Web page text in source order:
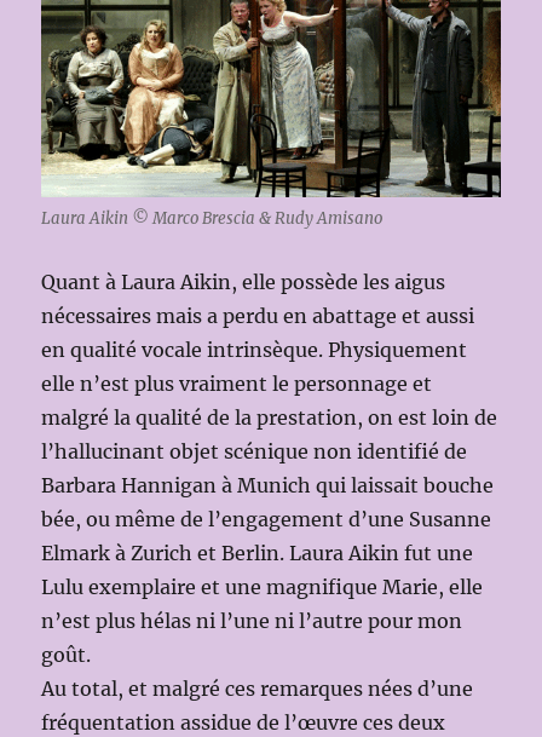
Laura Aikin © Marco Brescia & Rudy Amisano
Quant à Laura Aikin, elle possède les aigus
nécessaires mais a perdu en abattage et aussi
en qualité vocale intrinsèque. Physiquement
elle n’est plus vraiment le personnage et
malgré la qualité de la prestation, on est loin de
l’hallucinant objet scénique non identifié de
Barbara Hannigan à Munich qui laissait bouche
bée, ou même de l’engagement d’une Susanne
Elmark à Zurich et Berlin. Laura Aikin fut une
Lulu exemplaire et une magnifique Marie, elle
n’est plus hélas ni l’une ni l’autre pour mon
goût.
Au total, et malgré ces remarques nées d’une
fréquentation assidue de l’œuvre ces deux